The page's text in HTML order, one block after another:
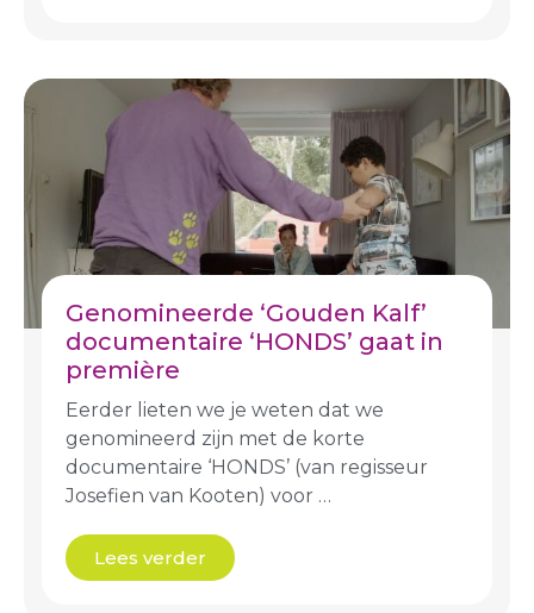
Genomineerde ‘Gouden Kalf’
documentaire ‘HONDS’ gaat in
première
Eerder lieten we je weten dat we
genomineerd zijn met de korte
documentaire ‘HONDS’ (van regisseur
Josefien van Kooten) voor …
Lees verder